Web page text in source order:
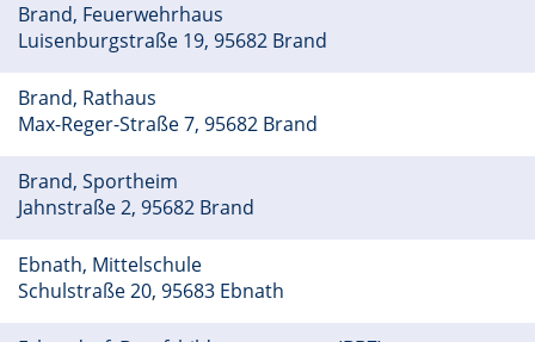
Brand, Feuerwehrhaus
Luisenburgstraße 19, 95682 Brand
Brand, Rathaus
Max-Reger-Straße 7, 95682 Brand
Brand, Sportheim
Jahnstraße 2, 95682 Brand
Ebnath, Mittelschule
Schulstraße 20, 95683 Ebnath